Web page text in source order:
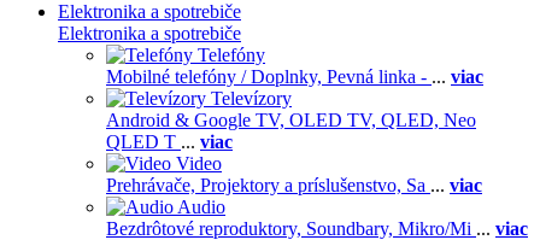
Elektronika a spotrebiče
Elektronika a spotrebiče
Telefóny
Mobilné telefóny / Doplnky, Pevná linka - ... viac
Televízory
Android & Google TV, OLED TV, QLED, Neo
QLED T ... viac
Video
Prehrávače, Projektory a príslušenstvo, Sa ... viac
Audio
Bezdrôtové reproduktory, Soundbary, Mikro/Mi ... viac